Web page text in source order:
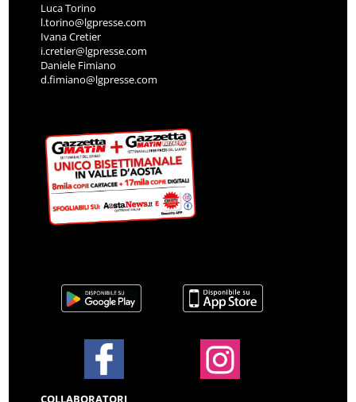
Luca Torino
l.torino@lgpresse.com
Ivana Cretier
i.cretier@lgpresse.com
Daniele Fimiano
d.fimiano@lgpresse.com
COLLABORATORI